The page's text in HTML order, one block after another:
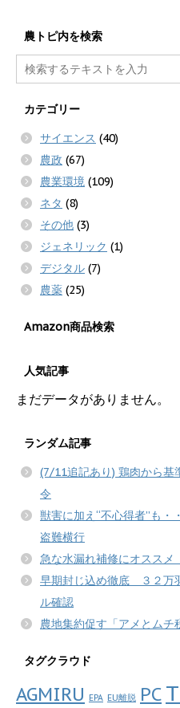
農トピ内を検索
カテゴリー
サイエンス (40)
農政 (67)
農業環境 (109)
ネタ (8)
その他 (3)
ジェネリック (1)
デジタル (7)
農薬 (25)
Amazon商品検索
人気記事
まだデータがありません。
ランダム記事
(7/11追記あり) 鶏肉から基
令
獣害に加え“不心得者”も
盗難横行
急な水漏れ補修にオスス
早期封じ込め徹底 ３２
ル確認
農地集約促す「アメとム
タグクラウド
AGMIRU EPA EU離脱 PC